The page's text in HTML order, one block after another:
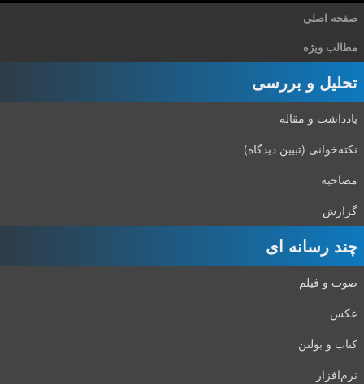
صفحه اصلی
مطالب ویژه
تحلیل و بررسی
یادداشت و مقاله
نکته‌خوانی (تبیین دیدگاه)
مصاحبه
گزارش
چند رسانه ای
صوت و فیلم
عکس
کتاب و بولتن
نرم‌افزار